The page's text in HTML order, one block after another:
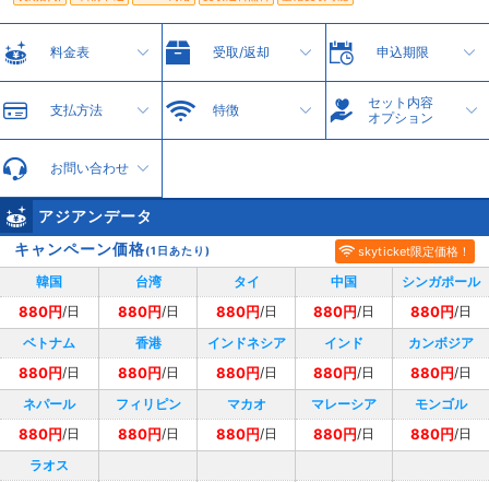
料金表 受取/返却 申込期限
支払方法 特徴
セット内容
オプション
お問い合わせ
アジアンデータ
キャンペーン価格(1日あたり) skyticket限定価格！
韓国 台湾 タイ 中国 シンガポール
880円/日 880円/日 880円/日 880円/日 880円/日
ベトナム
香港 インドネシア インド カンボジア
880円/日 880円/日 880円/日 880円/日 880円/日
ネパール
フィリピン マカオ マレーシア モンゴル
880円/日 880円/日 880円/日 880円/日 880円/日
ラオス